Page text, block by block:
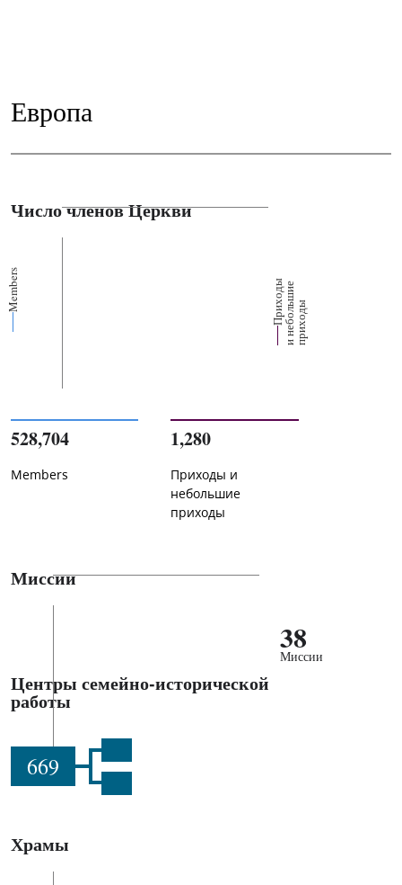
Европа
Число членов Церкви
Members П
р
их
о
д
ы
и
н
е
б
о
ль
ш
ие
п
р
и
х
о
ды
528,704
Members
1,280
Приходы и
небольшие
приходы
Миссии
38
Миссии
Центры семейно-исторической
работы
669
Храмы